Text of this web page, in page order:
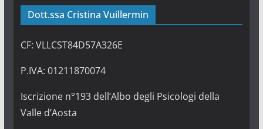
Dott.ssa Cristina Vuillermin
CF: VLLCST84D57A326E
P.IVA: 01211870074
Iscrizione n°193 dell’Albo degli Psicologi della
Valle d’Aosta